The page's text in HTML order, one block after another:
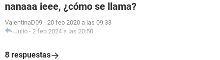
nanaaa ieee, ¿cómo se llama?
ValentinaD09 - 20 feb 2020 a las 09:33
Julio - 2 feb 2024 a las 20:50
8 respuestas